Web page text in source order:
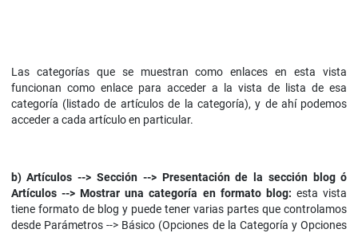
Las categorías que se muestran como enlaces en esta vista
funcionan como enlace para acceder a la vista de lista de esa
categoría (listado de artículos de la categoría), y de ahí podemos
acceder a cada artículo en particular.
b) Artículos --> Sección --> Presentación de la sección blog ó
Artículos --> Mostrar una categoría en formato blog: esta vista
tiene formato de blog y puede tener varias partes que controlamos
desde Parámetros --> Básico (Opciones de la Categoría y Opciones